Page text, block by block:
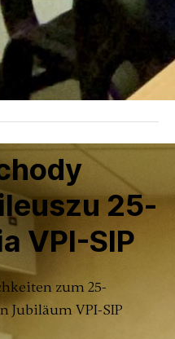
25-
VPI-SIP
zum 25-
Jubiläum VPI-SIP